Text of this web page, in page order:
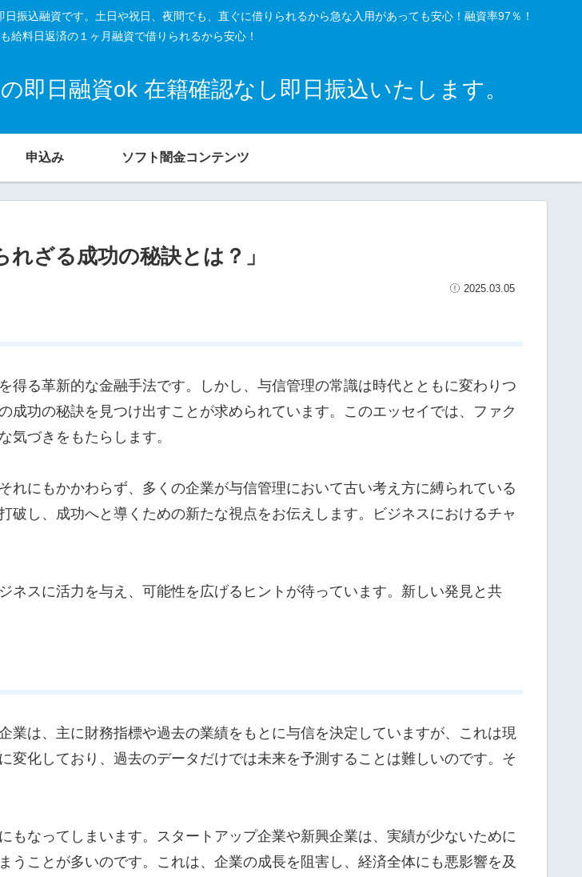
振込融資です。土日や祝日、夜間でも、直ぐに借りられるから急な入用があっても安心！融資率97％！
給料日返済の１ヶ月融資で借りられるから安心！
即日融資ok 在籍確認なし即日振込いたします。
申込み ソフト闇金コンテンツ
ざる成功の秘訣とは？」
2025.03.05
る革新的な金融手法です。しかし、与信管理の常識は時代とともに変わりつ
功の秘訣を見つけ出すことが求められています。このエッセイでは、ファク
気づきをもたらします。
にもかかわらず、多くの企業が与信管理において古い考え方に縛られている
し、成功へと導くための新たな視点をお伝えします。ビジネスにおけるチャ
ネスに活力を与え、可能性を広げるヒントが待っています。新しい発見と共
業は、主に財務指標や過去の業績をもとに与信を決定していますが、これは現
化しており、過去のデータだけでは未来を予測することは難しいのです。そ
もなってしまいます。スタートアップ企業や新興企業は、実績が少ないために
ことが多いのです。これは、企業の成長を阻害し、経済全体にも悪影響を及